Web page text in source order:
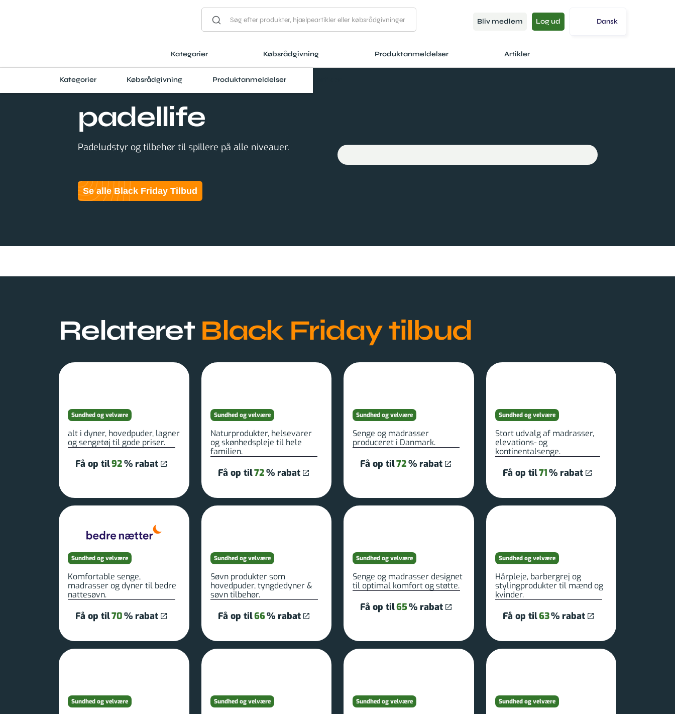
Bliv medlem Log ud Dansk
Kategorier Købsrådgivning Produktanmeldelser Artikler
Kategorier Købsrådgivning Produktanmeldelser
padellife
Padeludstyr og tilbehør til spillere på alle niveauer.
Se alle Black Friday Tilbud
Relateret Black Fridaytilbud
Sundhed og velvære
alt i dyner, hovedpuder, lagner
og sengetøj til gode priser.
Få op til92% rabat
Sundhed og velvære
Naturprodukter, helsevarer
og skønhedspleje til hele
familien.
Få op til72% rabat
Sundhed og velvære
Senge og madrasser
produceret i Danmark.
Få op til72% rabat
Sundhed og velvære
Stort udvalg af madrasser,
elevations- og
kontinentalsenge.
Få op til71% rabat
Sundhed og velvære
Komfortable senge,
madrasser og dyner til bedre
nattesøvn.
Få op til70% rabat
Sundhed og velvære
Søvn produkter som
hovedpuder, tyngdedyner &
søvn tilbehør.
Få op til66% rabat
Sundhed og velvære
Senge og madrasser designet
til optimal komfort og støtte.
Få op til65% rabat
Sundhed og velvære
Hårpleje, barbergrej og
stylingprodukter til mænd og
kvinder.
Få op til63% rabat
Sundhed og velvære Sundhed og velvære Sundhed og velvære Sundhed og velvære